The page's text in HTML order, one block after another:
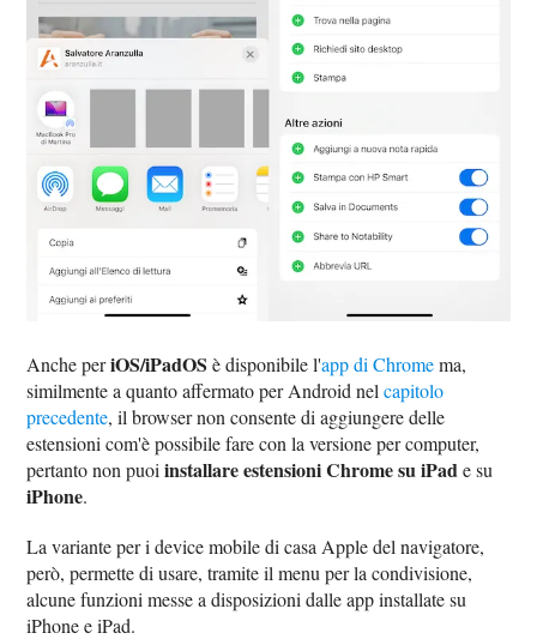
Anche periOS/iPadOS è disponibile l'app di Chromema,
similmente a quanto affermato per Android nelcapitolo
precedente, il browser non consente di aggiungere delle
estensioni com'è possibile fare con la versione per computer,
pertanto non puoiinstallare estensioni Chrome su iPade su
iPhone.
La variante per i device mobile di casa Apple del navigatore,
però, permette di usare, tramite il menu per la condivisione,
alcune funzioni messe a disposizioni dalle app installate su
iPhone e iPad.